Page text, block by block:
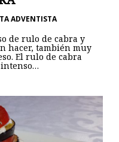
ADVENTISTA
de rulo de cabra y
hacer, también muy
El rulo de cabra